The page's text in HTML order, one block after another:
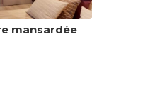
mansardée